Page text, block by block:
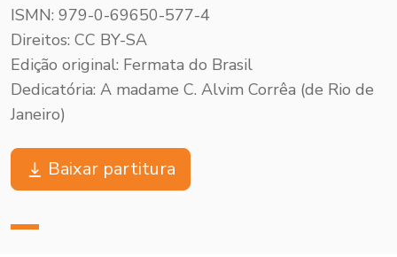
ISMN: 979-0-69650-577-4
Direitos: CC BY-SA
Edição original: Fermata do Brasil
Dedicatória: A madame C. Alvim Corrêa (de Rio de
Janeiro)
Baixar partitura